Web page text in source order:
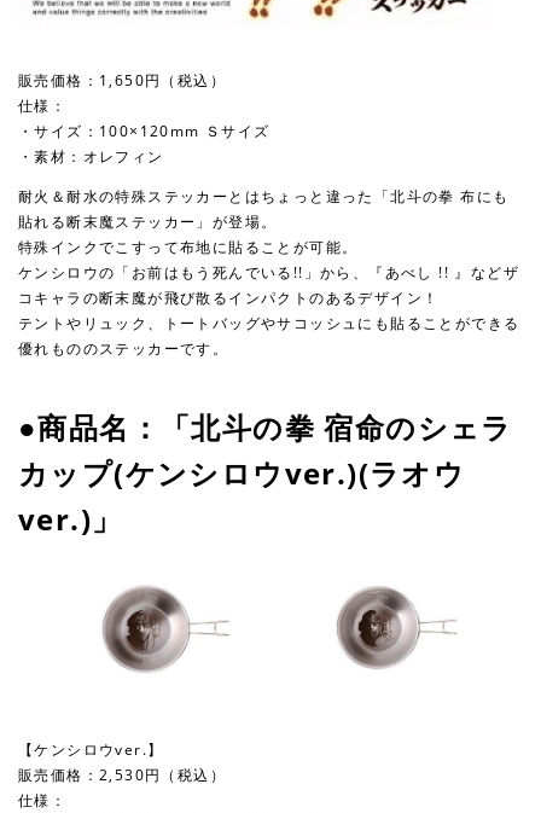
販売価格：1,650円（税込）
仕様：
・サイズ：100×120mm Ｓサイズ
・素材：オレフィン
耐火＆耐水の特殊ステッカーとはちょっと違った「北斗の拳 布にも
貼れる断末魔ステッカー」が登場。
特殊インクでこすって布地に貼ることが可能。
ケンシロウの「お前はもう死んでいる!!」から、『あべし !! 』などザ
コキャラの断末魔が飛び散るインパクトのあるデザイン！
テントやリュック、トートバッグやサコッシュにも貼ることができる
優れもののステッカーです。
●商品名：「北斗の拳 宿命のシェラ
カップ(ケンシロウver.)(ラオウ
ver.)」
【ケンシロウver.】
販売価格：2,530円（税込）
仕様：